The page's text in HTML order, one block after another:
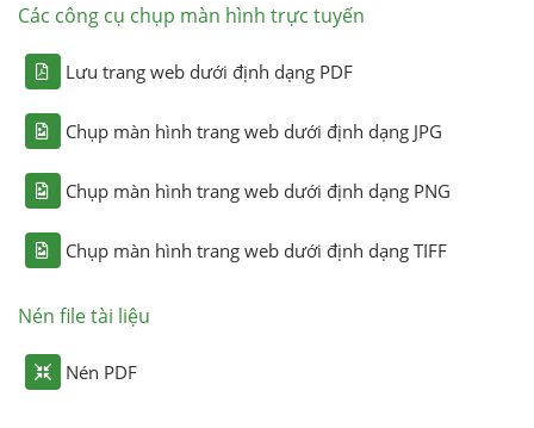
Các công cụ chụp màn hình trực tuyến
Lưu trang web dưới định dạng PDF
Chụp màn hình trang web dưới định dạng JPG
Chụp màn hình trang web dưới định dạng PNG
Chụp màn hình trang web dưới định dạng TIFF
Nén file tài liệu
Nén PDF